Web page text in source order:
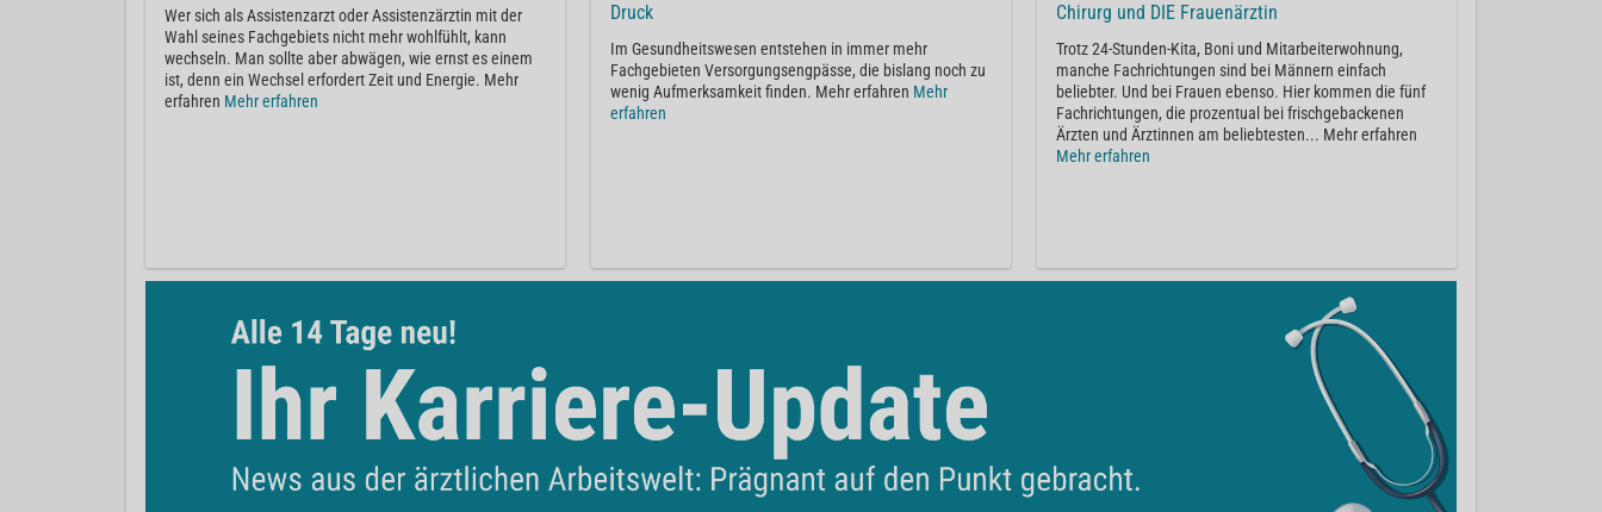
Wer sich als Assistenzarzt oder Assistenzärztin mit der
Wahl seines Fachgebiets nicht mehr wohlfühlt, kann
wechseln. Man sollte aber abwägen, wie ernst es einem
ist, denn ein Wechsel erfordert Zeit und Energie. Mehr
erfahren Mehr erfahren
Druck
Im Gesundheitswesen entstehen in immer mehr
Fachgebieten Versorgungsengpässe, die bislang noch zu
wenig Aufmerksamkeit finden. Mehr erfahren Mehr
erfahren
Chirurg und DIE Frauenärztin
Trotz 24-Stunden-Kita, Boni und Mitarbeiterwohnung,
manche Fachrichtungen sind bei Männern einfach
beliebter. Und bei Frauen ebenso. Hier kommen die fünf
Fachrichtungen, die prozentual bei frischgebackenen
Ärzten und Ärztinnen am beliebtesten... Mehr erfahren
Mehr erfahren